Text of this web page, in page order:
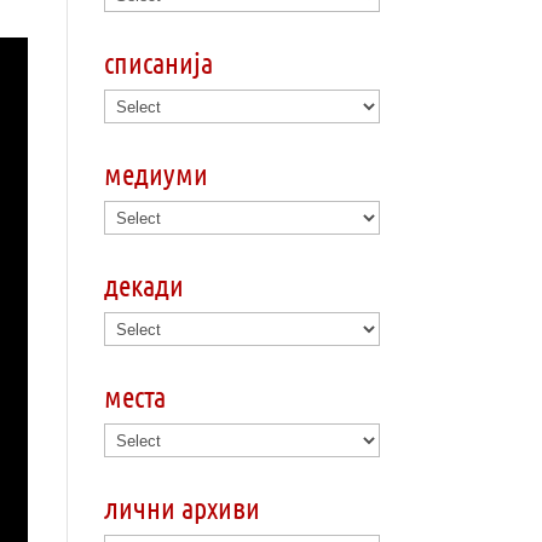
списанија
медиуми
декади
места
лични архиви